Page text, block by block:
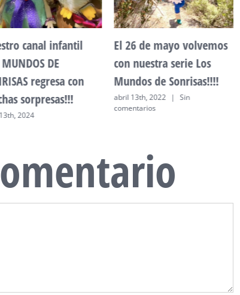
canal infantil
MUNDOS DE
regresa con
sorpresas!!!
2024
El 26 de mayo volvemos
con nuestra serie Los
Mundos de Sonrisas!!!!
abril 13th, 2022 |
Sin
comentarios